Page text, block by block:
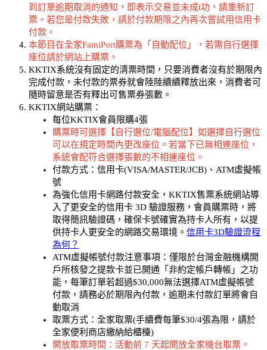
到訂單逾期取消的通知，即表示交易並未成t功，請重新訂
票。若您是付款失敗，請於付款期限之內再次嘗試用信用卡
付款。
本節目在全家FamiPort購票為「自動配位」，若需自行選擇
座位請於網站上購票。
KKTIX系統沒有固定的清票時間，只要消費者沒有於期限內
完成付款，未付款的票券就會陸陸續續釋放出來，消費者可
隨時留意是否有釋出可售票券張數。
KKTIX網站購票：
每位KKTIX會員限購4張
購票時可選擇【自行選位/電腦配位】如選擇自行選位
可以在規定時間內更改座位。若當下已無相連座位，
系統會配符合選擇張數的不相連座位。
付款方式：信用卡(VISA/MASTER/JCB)、ATM虛擬帳
號
為強化信用卡網路付款安全，KKTIX售票系統網站導
入了更安全的信用卡 3D 驗證服務，會員購票時，將
取得簡訊驗證碼，確保卡號確實為持卡人所有，以提
供持卡人更安全的網路交易環境。 信用卡3D驗證流程
為何？
ATM虛擬帳號付款注意事項：僅限於台灣金融機構開
戶所核發之提款卡並已開通「非約定帳戶轉帳」之功
能，每筆訂單若超過$30,000無法選擇ATM虛擬帳號
付款，請務必於期限內付款，逾期未付款訂單將會自
動取消
取票方式：全家取票(手續費每筆$30/4張為限，請於
全家便利商店繳納給櫃檯)
開放取票時間：活動前 7 天起開放全家機台取票。